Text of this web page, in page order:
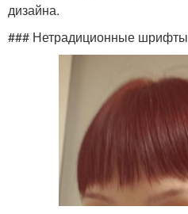
дизайна.
### Нетрадиционные шрифты